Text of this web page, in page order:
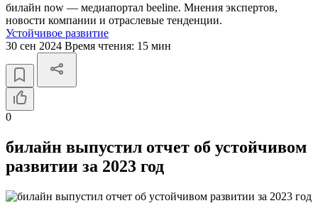
билайн now — медиапортал beeline. Мнения экспертов,
новости компании и отраслевые тенденции.
Устойчивое развитие
30 сен 2024 Время чтения: 15 мин
0
билайн выпустил отчет об устойчивом
развитии за 2023 год